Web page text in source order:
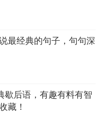
活灵活现
往往形象生动，令人
人心
最经典的句子，句句深
歇后语，有趣有料有智
藏！